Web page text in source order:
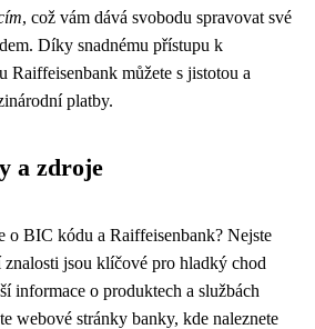
, což vám dává svobodu spravovat své
Díky snadnému přístupu k
můžete s jistotou a
platby.
a zdroje
o BIC kódu a Raiffeisenbank? Nejste
jsou klíčové pro hladký chod
informace o produktech a službách
webové stránky banky, kde naleznete